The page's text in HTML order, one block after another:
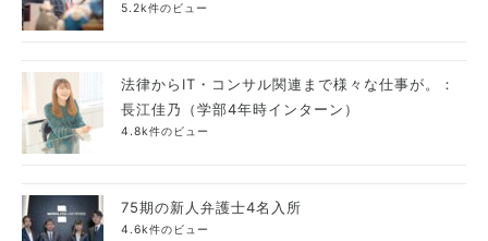
5.2k件のビュー
法律からIT・コンサル関連まで様々な仕事が。：
長江佳乃（学部4年時インターン）
4.8k件のビュー
75期の新人弁護士4名入所
4.6k件のビュー